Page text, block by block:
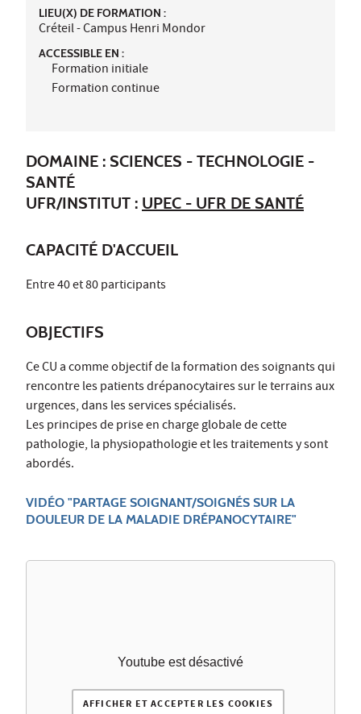
LIEU(X) DE FORMATION :
Créteil - Campus Henri Mondor
ACCESSIBLE EN :
Formation initiale
Formation continue
DOMAINE : SCIENCES - TECHNOLOGIE -
SANTÉ
UFR/INSTITUT : UPEC - UFR DE SANTÉ
CAPACITÉ D'ACCUEIL
Entre 40 et 80 participants
OBJECTIFS
Ce CU a comme objectif de la formation des soignants qui
rencontre les patients drépanocytaires sur le terrains aux
urgences, dans les services spécialisés.
Les principes de prise en charge globale de cette
pathologie, la physiopathologie et les traitements y sont
abordés.
VIDÉO "PARTAGE SOIGNANT/SOIGNÉS SUR LA
DOULEUR DE LA MALADIE DRÉPANOCYTAIRE"​
Youtube est désactivé
AFFICHER ET ACCEPTER LES COOKIES